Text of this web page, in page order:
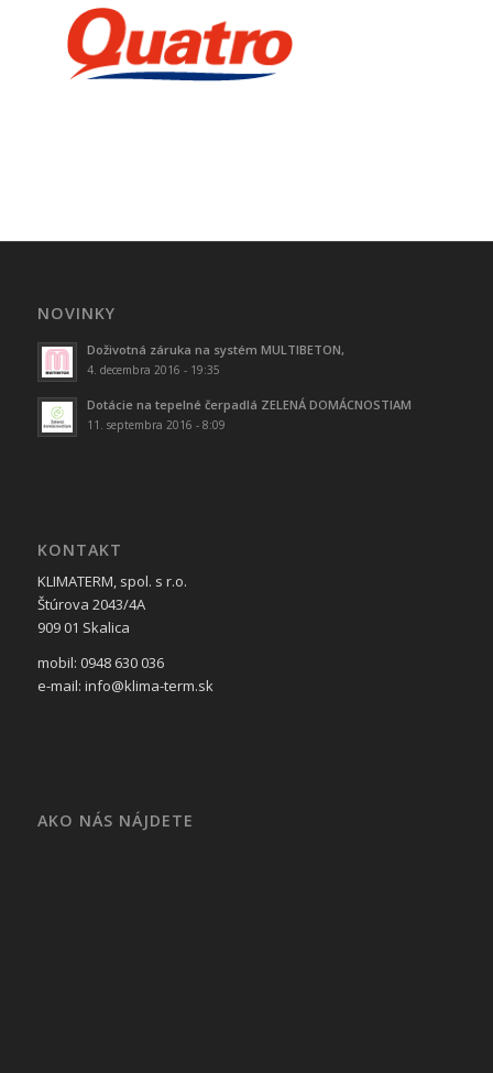
NOVINKY
Doživotná záruka na systém MULTIBETON,
4. decembra 2016 - 19:35
Dotácie na tepelné čerpadlá ZELENÁ DOMÁCNOSTIAM
11. septembra 2016 - 8:09
KONTAKT
KLIMATERM, spol. s r.o.
Štúrova 2043/4A
909 01 Skalica
mobil: 0948 630 036
e-mail: info@klima-term.sk
AKO NÁS NÁJDETE